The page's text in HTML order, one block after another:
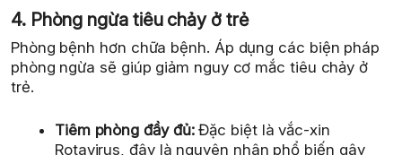
4. Phòng ngừa tiêu chảy ở trẻ
Phòng bệnh hơn chữa bệnh. Áp dụng các biện pháp
phòng ngừa sẽ giúp giảm nguy cơ mắc tiêu chảy ở
trẻ.
Tiêm phòng đầy đủ:Đặc biệt là vắc-xin
Rotavirus, đây là nguyên nhân phổ biến gây